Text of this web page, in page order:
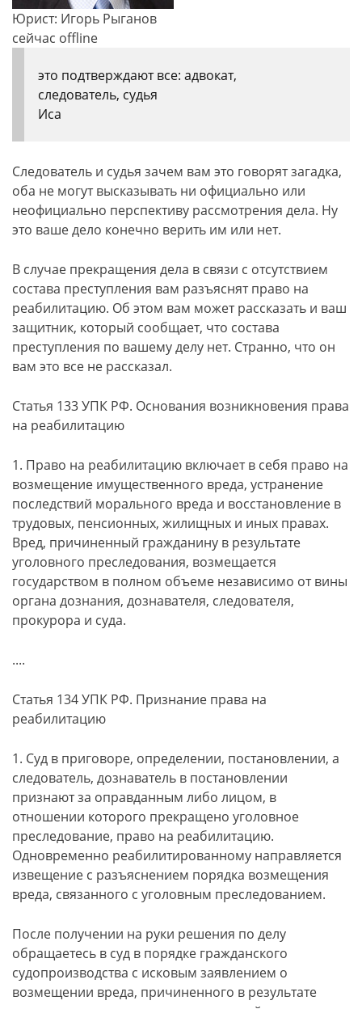
Юрист: Игорь Рыганов
сейчас offline
это подтверждают все: адвокат,
следователь, судья
Иса
Следователь и судья зачем вам это говорят загадка,
оба не могут высказывать ни официально или
неофициально перспективу рассмотрения дела. Ну
это ваше дело конечно верить им или нет.
В случае прекращения дела в связи с отсутствием
состава преступления вам разъяснят право на
реабилитацию. Об этом вам может рассказать и ваш
защитник, который сообщает, что состава
преступления по вашему делу нет. Странно, что он
вам это все не рассказал.
Статья 133 УПК РФ. Основания возникновения права
на реабилитацию
1. Право на реабилитацию включает в себя право на
возмещение имущественного вреда, устранение
последствий морального вреда и восстановление в
трудовых, пенсионных, жилищных и иных правах.
Вред, причиненный гражданину в результате
уголовного преследования, возмещается
государством в полном объеме независимо от вины
органа дознания, дознавателя, следователя,
прокурора и суда.
....
Статья 134 УПК РФ. Признание права на
реабилитацию
1. Суд в приговоре, определении, постановлении, а
следователь, дознаватель в постановлении
признают за оправданным либо лицом, в
отношении которого прекращено уголовное
преследование, право на реабилитацию.
Одновременно реабилитированному направляется
извещение с разъяснением порядка возмещения
вреда, связанного с уголовным преследованием.
После получении на руки решения по делу
обращаетесь в суд в порядке гражданского
судопроизводства с исковым заявлением о
возмещении вреда, причиненного в результате